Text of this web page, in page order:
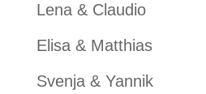
Lena & Claudio
Elisa & Matthias
Svenja & Yannik